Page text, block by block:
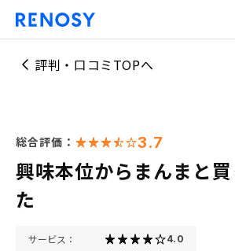
評判・口コミTOPへ
総合評価： 3.7
興味本位からまんまと
た
サービス： 4.0